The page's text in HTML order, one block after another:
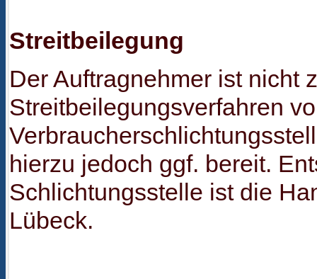
Streitbeilegung
Der Auftragnehmer ist nicht
Streitbeilegungsverfahren
hierzu jedoch ggf. bereit.
Schlichtungsstelle ist die
Lübeck.